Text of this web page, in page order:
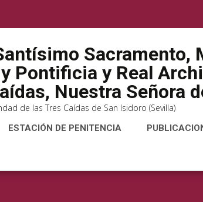
Sacramento,
Pontificia y Real
Nuestra Señora
de las Tres Caídas de San Isidoro (Sevilla)
ESTACIÓN DE PENITENCIA